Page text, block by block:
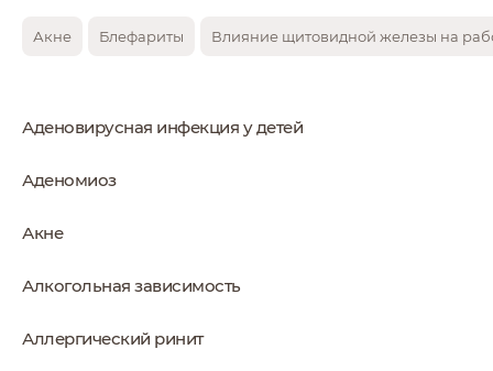
Акне Блефариты Влияние щитовидной железы на
Аденовирусная инфекция у детей
Аденомиоз
Акне
Алкогольная зависимость
Аллергический ринит